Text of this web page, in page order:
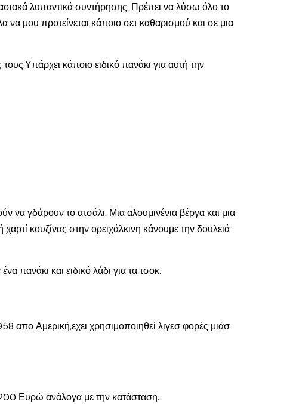
λυπαντικά συντήρησης. Πρέπει να λύσω όλο το
μου προτείνεται κάποιο σετ καθαρισμού και σε μια
κάποιο ειδικό πανάκι για αυτή την
να γδάρουν το ατσάλι. Μια αλουμινένια βέργα και μια
κουζίνας στην ορειχάλκινη κάνουμε την δουλειά
πανάκι και ειδικό λάδι για τα τσοκ.
απο Αμερική,εχει χρησιμοποιηθεί λιγεσ φορές μιάσ
Ευρώ ανάλογα με την κατάσταση.